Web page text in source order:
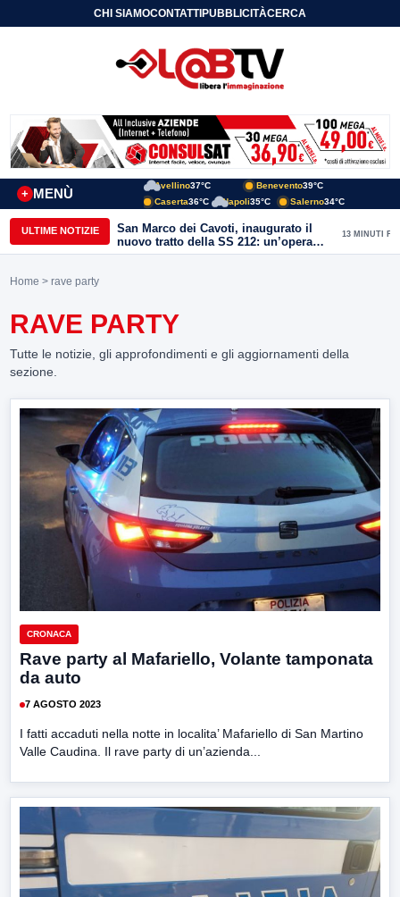
CHI SIAMOCONTATTIPUBBLICITÀCERCA
MENÙ
+
Avellino37°C Benevento39°C
Caserta36°C Napoli35°C Salerno34°C
ULTIME NOTIZIE
San Marco dei Cavoti, inaugurato il
nuovo tratto della SS 212: un’opera
strategica per il Fortore
13 MINUTI FA
Home > rave party
RAVE PARTY
Tutte le notizie, gli approfondimenti e gli aggiornamenti della
sezione.
CRONACA
Rave party al Mafariello, Volante tamponata
da auto
7 AGOSTO 2023
I fatti accaduti nella notte in localita’ Mafariello di San Martino
Valle Caudina. Il rave party di un’azienda...